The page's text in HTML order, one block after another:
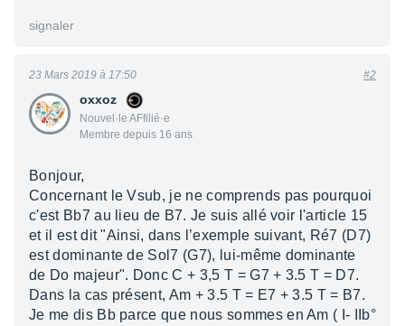
signaler
oxxoz
Nouvel·le AFfilié·e
Membre depuis 16 ans
23 Mars 2019 à 17:50 #2
Bonjour,
Concernant le Vsub, je ne comprends pas pourquoi
c'est Bb7 au lieu de B7. Je suis allé voir l'article 15
et il est dit "Ainsi, dans l’exemple suivant, Ré7 (D7)
est dominante de Sol7 (G7), lui-même dominante
de Do majeur". Donc C + 3,5 T = G7 + 3.5 T = D7.
Dans la cas présent, Am + 3.5 T = E7 + 3.5 T = B7.
Je me dis Bb parce que nous sommes en Am ( I- IIb°